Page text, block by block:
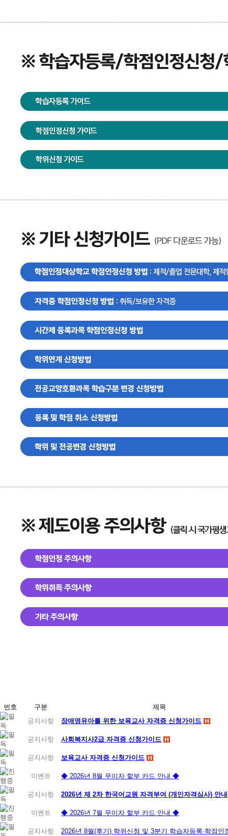
번호 구분
제목
공지사항
장애영유아를 위한 보육교사 자격증 신청가이드
공지사항 사회복지사2급 자격증 신청가이드
공지사항 보육교사 자격증 신청가이드
이벤트 ◆ 2026년 8월 무이자 할부 카드 안내 ◆
공지사항 2026년 제 2차 한국어교원 자격부여 (개인자격심사) 안내
이벤트 ◆ 2026년 7월 무이자 할부 카드 안내 ◆
공지사항 2026년 8월(후기) 학위신청 및 3분기 학습자등록·학점